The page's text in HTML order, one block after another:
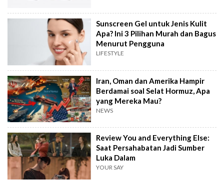
Sunscreen Gel untuk Jenis Kulit
Apa? Ini 3 Pilihan Murah dan Bagus
Menurut Pengguna
LIFESTYLE
Iran, Oman dan Amerika Hampir
Berdamai soal Selat Hormuz, Apa
yang Mereka Mau?
NEWS
Review You and Everything Else:
Saat Persahabatan Jadi Sumber
Luka Dalam
YOUR SAY